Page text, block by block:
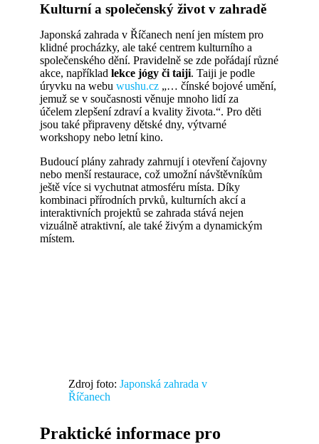
Kulturní a společenský život v zahradě
Japonská zahrada v Říčanech není jen místem pro
klidné procházky, ale také centrem kulturního a
společenského dění. Pravidelně se zde pořádají různé
akce, například lekce jógy či taiji. Taiji je podle
úryvku na webu wushu.cz „… čínské bojové umění,
jemuž se v současnosti věnuje mnoho lidí za
účelem zlepšení zdraví a kvality života.“. Pro děti
jsou také připraveny dětské dny, výtvarné
workshopy nebo letní kino.
Budoucí plány zahrady zahrnují i otevření čajovny
nebo menší restaurace, což umožní návštěvníkům
ještě více si vychutnat atmosféru místa. Díky
kombinaci přírodních prvků, kulturních akcí a
interaktivních projektů se zahrada stává nejen
vizuálně atraktivní, ale také živým a dynamickým
místem.
Zdroj foto: Japonská zahrada v
Říčanech
Praktické informace pro